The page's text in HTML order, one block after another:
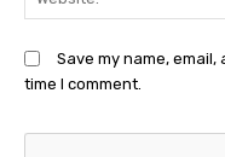
Save my name,
time I comment.